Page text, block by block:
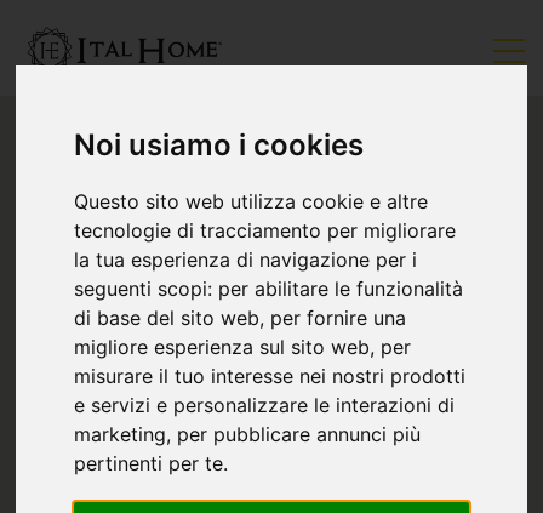
Noi usiamo i cookies
Questo sito web utilizza cookie e altre
tecnologie di tracciamento per migliorare
la tua esperienza di navigazione per i
seguenti scopi: per abilitare le funzionalità
di base del sito web, per fornire una
migliore esperienza sul sito web, per
misurare il tuo interesse nei nostri prodotti
e servizi e personalizzare le interazioni di
marketing, per pubblicare annunci più
pertinenti per te.